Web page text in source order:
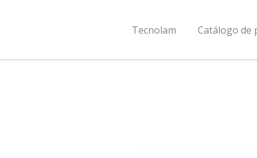
Tecnolam Catálogo de